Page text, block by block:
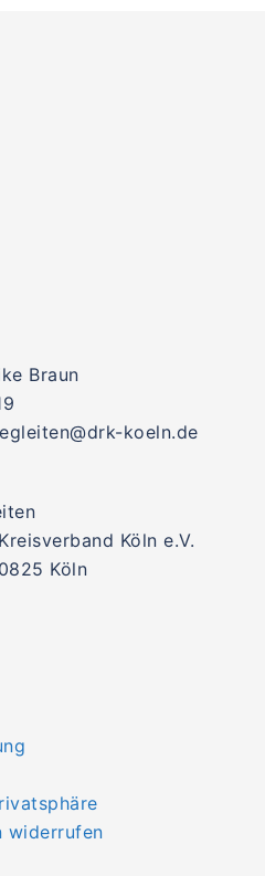
Braun
koeln.de
Köln e.V.
Köln
widerrufen